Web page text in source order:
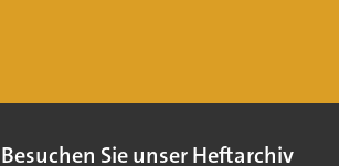
Besuchen Sie unser Heftarchiv